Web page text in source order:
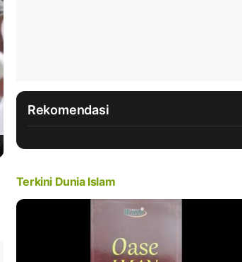
Rekomendasi
Terkini Dunia Islam